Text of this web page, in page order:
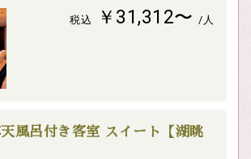
税込 ￥31,312〜 /人
風呂付き客室 スイート【湖眺